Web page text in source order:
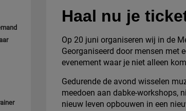
Haal nu je
Op 20 juni organiseren wij in de
Georganiseerd door mensen met
evenement waar je niet alleen
Gedurende de avond wisselen
meedoen aan dabke-workshops,
nieuw leven opbouwen in een